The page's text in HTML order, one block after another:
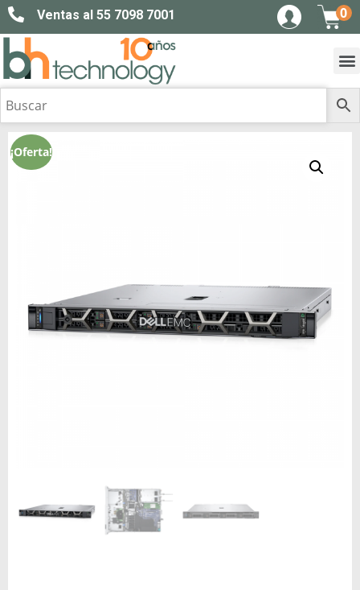
Ventas al 55 7098 7001 0
¡Oferta!